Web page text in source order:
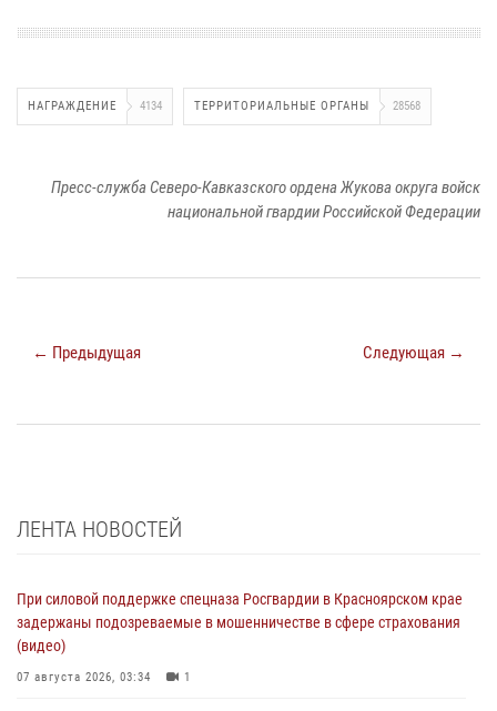
НАГРАЖДЕНИЕ 4134 ТЕРРИТОРИАЛЬНЫЕ ОРГАНЫ 28568
Пресс-служба Северо-Кавказского ордена Жукова округа войск
национальной гвардии Российской Федерации
← Предыдущая Следующая →
ЛЕНТА НОВОСТЕЙ
При силовой поддержке спецназа Росгвардии в Красноярском крае
задержаны подозреваемые в мошенничестве в сфере страхования
(видео)
07 августа 2026, 03:34 1